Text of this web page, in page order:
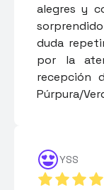
alegres y
duda
por la
Púrpura/
YSS